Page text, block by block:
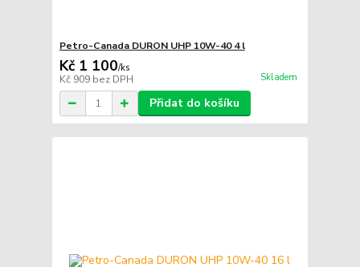
Petro-Canada DURON UHP 10W-40 4 l
Kč 1 100/ks
Kč 909 bez DPH Skladem
Přidat do košíku